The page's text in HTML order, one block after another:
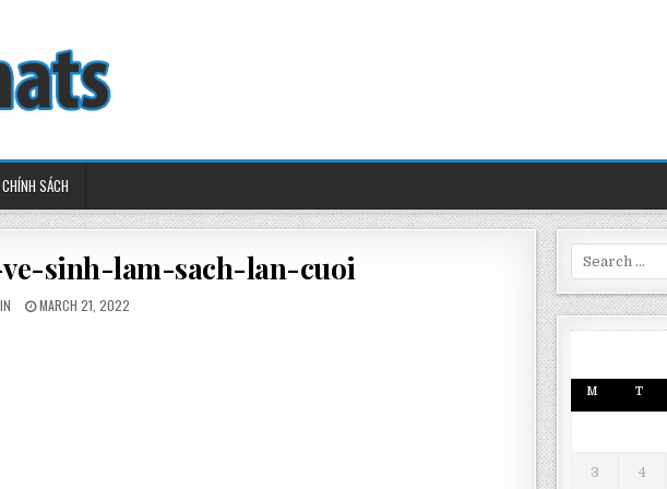
CHÍNH SÁCH
sinh-lam-sach-lan-cuoi
POSTED
MARCH 21, 2022
Search
for:
M T
3 4